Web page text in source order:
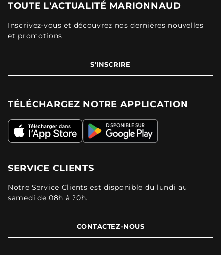
TOUTE L'ACTUALITÉ MARIONNAUD
Inscrivez-vous et découvrez nos dernières nouvelles
et promotions
S'INSCRIRE
TÉLÉCHARGEZ NOTRE APPLICATION
SERVICE CLIENTS
Notre Service Clients est disponible du lundi au
samedi de 08h à 20h.
CONTACTEZ-NOUS